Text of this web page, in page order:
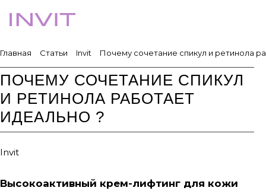
Главная Статьи Invit Почему сочетание спикул и ретинола
ПОЧЕМУ СОЧЕТАНИЕ СПИКУЛ
И РЕТИНОЛА РАБОТАЕТ
ИДЕАЛЬНО ?
Invit
Высокоактивный крем-лифтинг для кожи